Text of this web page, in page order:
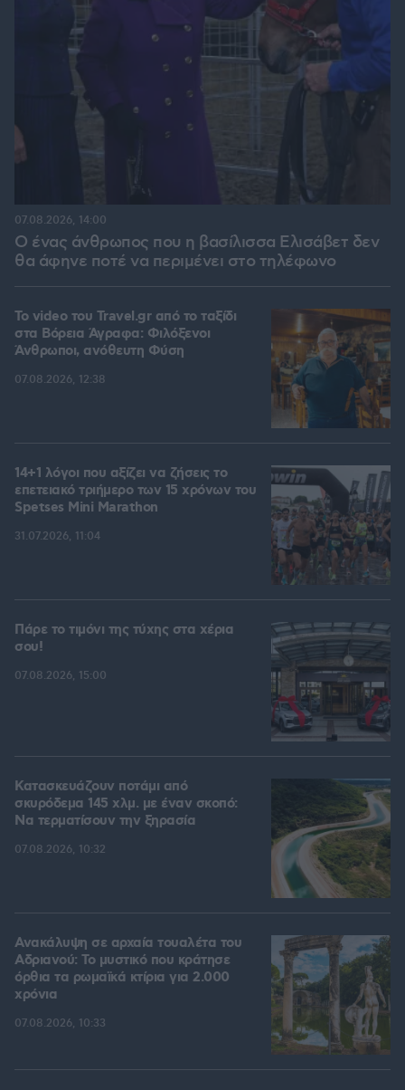
Ο ένας άνθρωπος που η βασίλισσα Ελισάβετ δεν
θα άφηνε ποτέ να περιμένει στο τηλέφωνο
07.08.2026, 14:00
To video του Travel.gr από το ταξίδι
στα Βόρεια Άγραφα: Φιλόξενοι
Άνθρωποι, ανόθευτη Φύση
07.08.2026, 12:38
14+1 λόγοι που αξίζει να ζήσεις το
επετειακό τριήμερο των 15 χρόνων του
Spetses Mini Marathon
31.07.2026, 11:04
Πάρε το τιμόνι της τύχης στα χέρια
σου!
07.08.2026, 15:00
Κατασκευάζουν ποτάμι από
σκυρόδεμα 145 χλμ. με έναν σκοπό:
Να τερματίσουν την ξηρασία
07.08.2026, 10:32
Ανακάλυψη σε αρχαία τουαλέτα του
Αδριανού: Το μυστικό που κράτησε
όρθια τα ρωμαϊκά κτίρια για 2.000
χρόνια
07.08.2026, 10:33